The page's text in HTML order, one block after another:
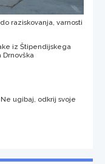
raziskovanja, varnosti
iz Štipendijskega
Drnovška
ugibaj, odkrij svoje